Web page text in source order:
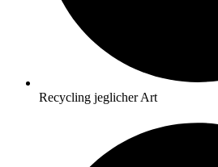
Recycling jeglicher Art